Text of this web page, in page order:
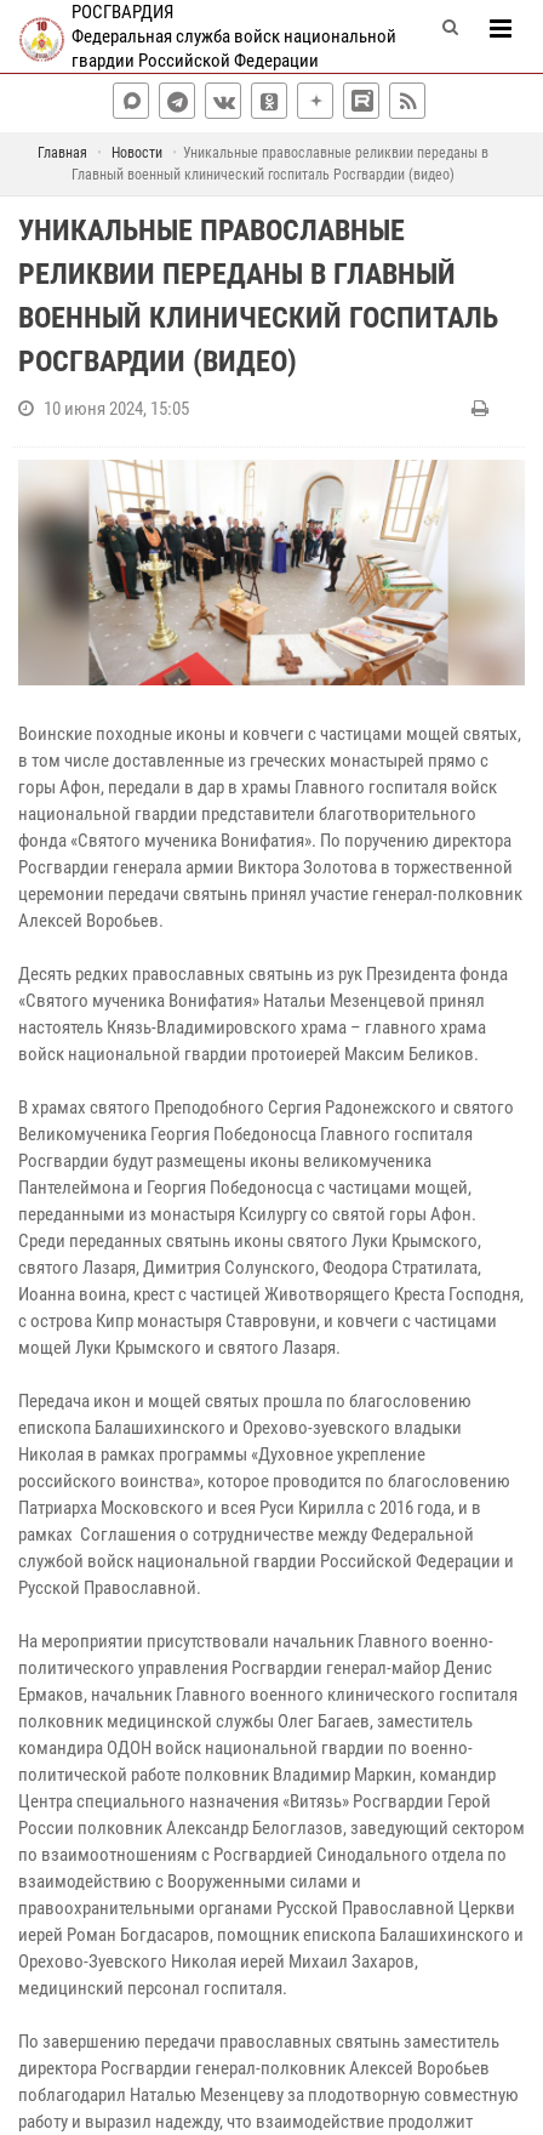
РОСГВАРДИЯ
Федеральная служба войск национальной
гвардии Российской Федерации
Главная Новости
Уникальные православные реликвии переданы в
Главный военный клинический госпиталь Росгвардии (видео)
УНИКАЛЬНЫЕ ПРАВОСЛАВНЫЕ
РЕЛИКВИИ ПЕРЕДАНЫ В ГЛАВНЫЙ
ВОЕННЫЙ КЛИНИЧЕСКИЙ ГОСПИТАЛЬ
РОСГВАРДИИ (ВИДЕО)
10 июня 2024, 15:05
Воинские походные иконы и ковчеги с частицами мощей святых,
в том числе доставленные из греческих монастырей прямо с
горы Афон, передали в дар в храмы Главного госпиталя войск
национальной гвардии представители благотворительного
фонда «Святого мученика Вонифатия». По поручению директора
Росгвардии генерала армии Виктора Золотова в торжественной
церемонии передачи святынь принял участие генерал-полковник
Алексей Воробьев.
Десять редких православных святынь из рук Президента фонда
«Святого мученика Вонифатия» Натальи Мезенцевой принял
настоятель Князь-Владимировского храма – главного храма
войск национальной гвардии протоиерей Максим Беликов.
В храмах святого Преподобного Сергия Радонежского и святого
Великомученика Георгия Победоносца Главного госпиталя
Росгвардии будут размещены иконы великомученика
Пантелеймона и Георгия Победоносца с частицами мощей,
переданными из монастыря Ксилургу со святой горы Афон.
Среди переданных святынь иконы святого Луки Крымского,
святого Лазаря, Димитрия Солунского, Феодора Стратилата,
Иоанна воина, крест с частицей Животворящего Креста Господня,
с острова Кипр монастыря Ставровуни, и ковчеги с частицами
мощей Луки Крымского и святого Лазаря.
Передача икон и мощей святых прошла по благословению
епископа Балашихинского и Орехово-зуевского владыки
Николая в рамках программы «Духовное укрепление
российского воинства», которое проводится по благословению
Патриарха Московского и всея Руси Кирилла с 2016 года, и в
рамках Соглашения о сотрудничестве между Федеральной
службой войск национальной гвардии Российской Федерации и
Русской Православной.
На мероприятии присутствовали начальник Главного военно-
политического управления Росгвардии генерал-майор Денис
Ермаков, начальник Главного военного клинического госпиталя
полковник медицинской службы Олег Багаев, заместитель
командира ОДОН войск национальной гвардии по военно-
политической работе полковник Владимир Маркин, командир
Центра специального назначения «Витязь» Росгвардии Герой
России полковник Александр Белоглазов, заведующий сектором
по взаимоотношениям с Росгвардией Синодального отдела по
взаимодействию с Вооруженными силами и
правоохранительными органами Русской Православной Церкви
иерей Роман Богдасаров, помощник епископа Балашихинского и
Орехово-Зуевского Николая иерей Михаил Захаров,
медицинский персонал госпиталя.
По завершению передачи православных святынь заместитель
директора Росгвардии генерал-полковник Алексей Воробьев
поблагодарил Наталью Мезенцеву за плодотворную совместную
работу и выразил надежду, что взаимодействие продолжит